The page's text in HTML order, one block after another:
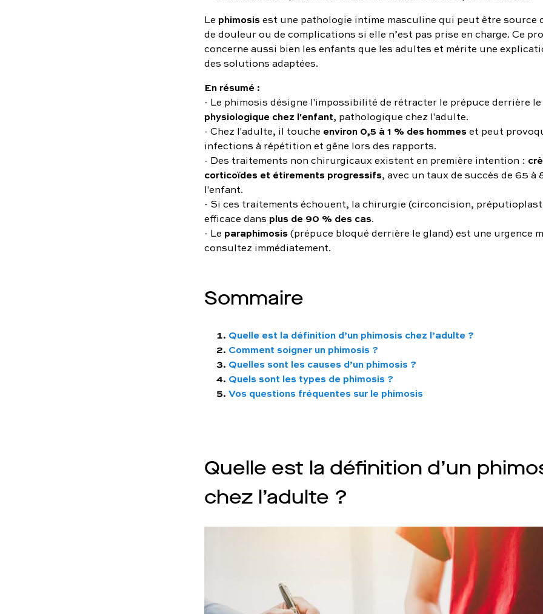
Le phimosisest une pathologie intime masculine qui peut être source
de douleur ou de complications si elle n’est pas prise en charge. Ce
concerne aussi bien les enfants que les adultes et mérite une
des solutions adaptées.
En résumé :
- Le phimosis désigne l'impossibilité de rétracter le prépuce derrière
physiologique chez l'enfant, pathologique chez l'adulte.
- Chez l'adulte, il touche environ 0,5 à 1 % des hommeset peut
infections à répétition et gêne lors des rapports.
- Des traitements non chirurgicaux existent en première intention :
corticoïdes et étirements progressifs, avec un taux de succès de 65 à
l'enfant.
- Si ces traitements échouent, la chirurgie (circoncision,
efficace dans plus de 90 % des cas.
- Le paraphimosis(prépuce bloqué derrière le gland) est une urgence
consultez immédiatement.
Sommaire
Quelle est la définition d’un phimosis chez l’adulte ?
Comment soigner un phimosis ?
Quelles sont les causes d’un phimosis ?
Quels sont les types de phimosis ?
Vos questions fréquentes sur le phimosis
Quelle est la définition d’un
chez l’adulte ?